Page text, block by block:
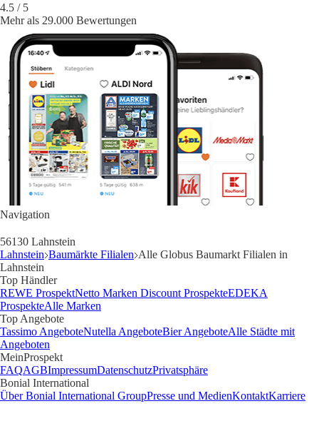
4.5 / 5
Mehr als 29.000 Bewertungen
Navigation
56130 Lahnstein
Lahnstein Baumärkte Filialen Alle Globus Baumarkt Filialen in
Lahnstein
Top Händler
REWE ProspektNetto Marken Discount ProspekteEDEKA
ProspekteAlle Marken
Top Angebote
Tassimo AngeboteNutella AngeboteBier AngeboteAlle Städte mit
Angeboten
MeinProspekt
FAQAGBImpressumDatenschutzPrivatsphäre
Bonial International
Über Bonial International GroupPresse und MedienKontaktKarriere